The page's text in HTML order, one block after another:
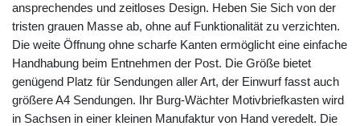
ansprechendes und zeitloses Design. Heben Sie Sich von der
tristen grauen Masse ab, ohne auf Funktionalität zu verzichten.
Die weite Öffnung ohne scharfe Kanten ermöglicht eine einfache
Handhabung beim Entnehmen der Post. Die Größe bietet
genügend Platz für Sendungen aller Art, der Einwurf fasst auch
größere A4 Sendungen. Ihr Burg-Wächter Motivbriefkasten wird
in Sachsen in einer kleinen Manufaktur von Hand veredelt. Die